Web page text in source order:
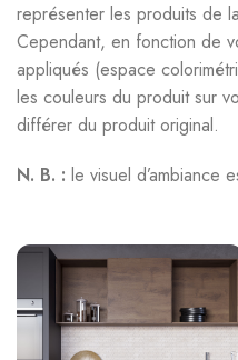
représenter les produits de
Cependant, en fonction de
appliqués (espace
les couleurs du produit sur
différer du produit original.
N. B. : le visuel d’ambiance